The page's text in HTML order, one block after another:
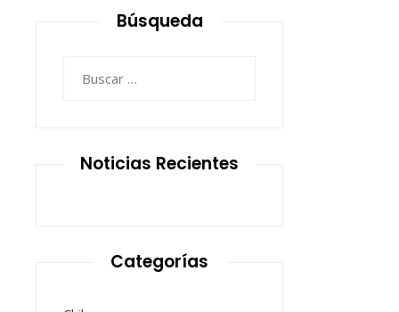
Búsqueda
Noticias Recientes
Categorías